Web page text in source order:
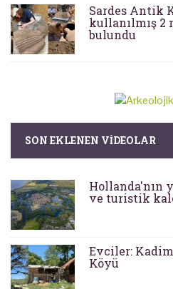
Sardes Antik
kullanılmış
bulundu
SON EKLENEN VIDEOLAR
Hollanda'nın
ve turistik
Evciler:
Köyü